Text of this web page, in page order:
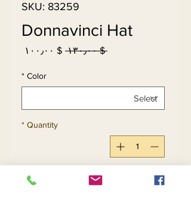
SKU: 83259
Donnavinci Hat
$ ۱۳۰٫۰۰
Regular
$ ۱۰۰٫۰۰
Color
*
Quantity
*
Add to Cart